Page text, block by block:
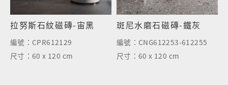
拉努斯石紋磁磚-宙黑
編號： CPR612129
尺寸：60 x 120 cm
斑尼水磨石磁磚-鐵灰
編號： CNG612253-612255
尺寸：60 x 120 cm